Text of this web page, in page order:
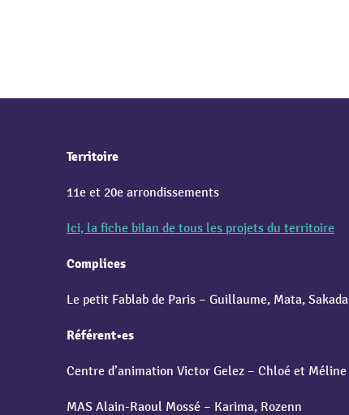
Territoire
11e et 20e arrondissements
Ici, la fiche bilan de tous les projets du territoire
Complices
Le petit Fablab de Paris – Guillaume, Mata, Sakada
Référent•es
Centre d’animation Victor Gelez – Chloé et Méline
MAS Alain-Raoul Mossé – Karima, Rozenn